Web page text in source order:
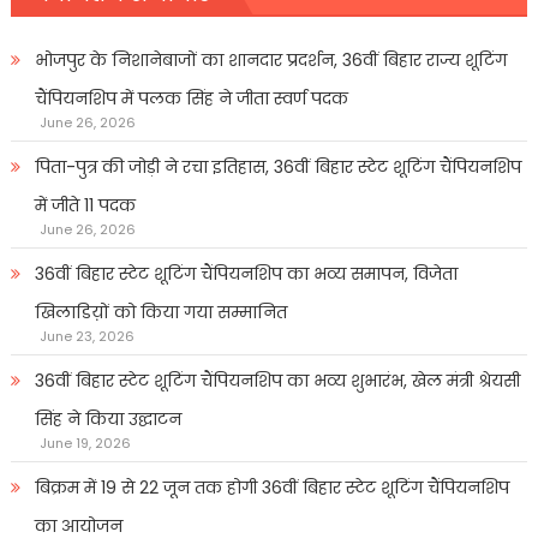
भोजपुर के निशानेबाजों का शानदार प्रदर्शन, 36वीं बिहार राज्य शूटिंग
चैंपियनशिप में पलक सिंह ने जीता स्वर्ण पदक
June 26, 2026
पिता-पुत्र की जोड़ी ने रचा इतिहास, 36वीं बिहार स्टेट शूटिंग चैंपियनशिप
में जीते 11 पदक
June 26, 2026
36वीं बिहार स्टेट शूटिंग चैंपियनशिप का भव्य समापन, विजेता
खिलाडिय़ों को किया गया सम्मानित
June 23, 2026
36वीं बिहार स्टेट शूटिंग चैंपियनशिप का भव्य शुभारंभ, खेल मंत्री श्रेयसी
सिंह ने किया उद्घाटन
June 19, 2026
बिक्रम में 19 से 22 जून तक होगी 36वीं बिहार स्टेट शूटिंग चैंपियनशिप
का आयोजन